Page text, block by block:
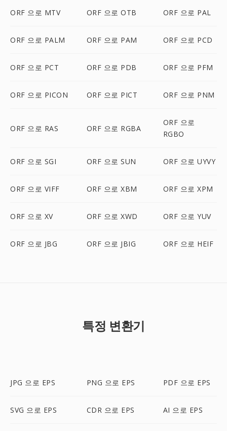
ORF 으로 MTV ORF 으로 OTB ORF 으로 PAL
ORF 으로 PALM ORF 으로 PAM ORF 으로 PCD
ORF 으로 PCT ORF 으로 PDB ORF 으로 PFM
ORF 으로 PICON ORF 으로 PICT ORF 으로 PNM
ORF 으로 RAS ORF 으로 RGBA
ORF 으로
RGBO
ORF 으로 SGI ORF 으로 SUN ORF 으로 UYVY
ORF 으로 VIFF ORF 으로 XBM ORF 으로 XPM
ORF 으로 XV ORF 으로 XWD ORF 으로 YUV
ORF 으로 JBG ORF 으로 JBIG ORF 으로 HEIF
특정 변환기
JPG 으로 EPS PNG 으로 EPS PDF 으로 EPS
SVG 으로 EPS CDR 으로 EPS AI 으로 EPS